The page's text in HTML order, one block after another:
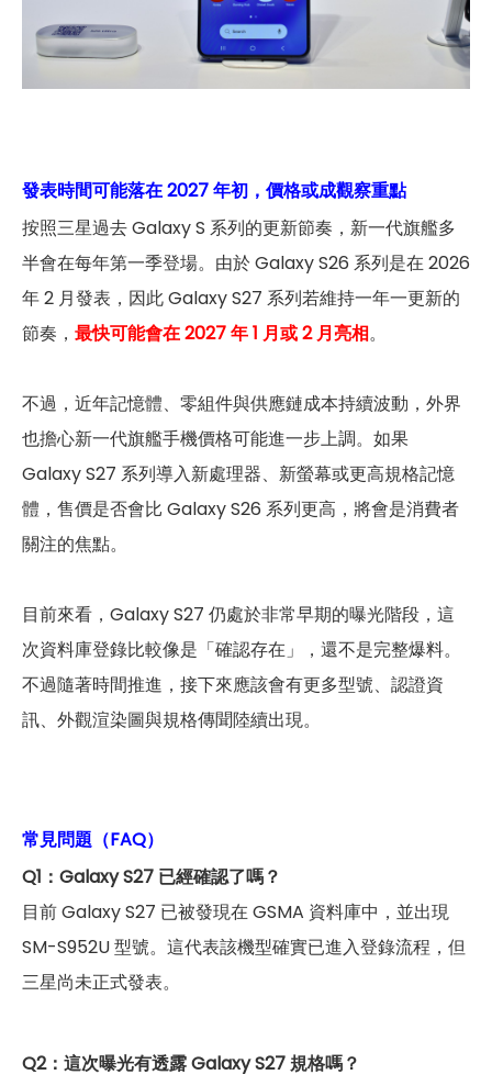
發表時間可能落在 2027 年初，價格或成觀察重點
按照三星過去 Galaxy S 系列的更新節奏，新一代旗艦多
半會在每年第一季登場。由於 Galaxy S26 系列是在 2026
年 2 月發表，因此 Galaxy S27 系列若維持一年一更新的
節奏， 最快可能會在 2027 年 1 月或 2 月亮相。
不過，近年記憶體、零組件與供應鏈成本持續波動，外界
也擔心新一代旗艦手機價格可能進一步上調。如果
Galaxy S27 系列導入新處理器、新螢幕或更高規格記憶
體，售價是否會比 Galaxy S26 系列更高，將會是消費者
關注的焦點。
目前來看，Galaxy S27 仍處於非常早期的曝光階段，這
次資料庫登錄比較像是「確認存在」，還不是完整爆料。
不過隨著時間推進，接下來應該會有更多型號、認證資
訊、外觀渲染圖與規格傳聞陸續出現。
常見問題（FAQ）
Q1：Galaxy S27 已經確認了嗎？
目前 Galaxy S27 已被發現在 GSMA 資料庫中，並出現
SM-S952U 型號。這代表該機型確實已進入登錄流程，但
三星尚未正式發表。
Q2：這次曝光有透露 Galaxy S27 規格嗎？